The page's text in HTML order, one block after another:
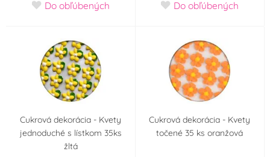
HU GB
AU
- Česká republika
Do obľúbených Do obľúbených
Cukrová dekorácia - Kvety
jednoduché s lístkom 35ks
žltá
Cukrová dekorácia - Kvety
točené 35 ks oranžová